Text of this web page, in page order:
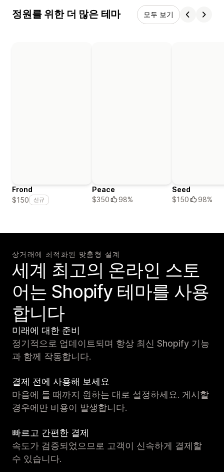
정원를 위한 더 많은 테마 모두 보기
Frond
$150
신규
Peace
$350
98%
Seed
$150
98%
상거래에 최적화된 맞춤형 설계
세계 최고의 온라인 스토
어는 Shopify 테마를 사용
합니다
미래에 대한 준비
정기적으로 업데이트되며 항상 최신 Shopify 기능
과 함께 작동합니다.
결제 전에 사용해 보세요
마음에 들 때까지 원하는 대로 설정하세요. 게시할
경우에만 비용이 발생합니다.
빠르고 간편한 결제
속도가 검증되었으므로 고객이 신속하게 결제할
수 있습니다.